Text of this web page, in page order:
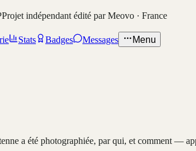
Projet indépendant édité par Meovo · France
Stats Badges Messages Menu
a été photographiée, par qui, et comment —